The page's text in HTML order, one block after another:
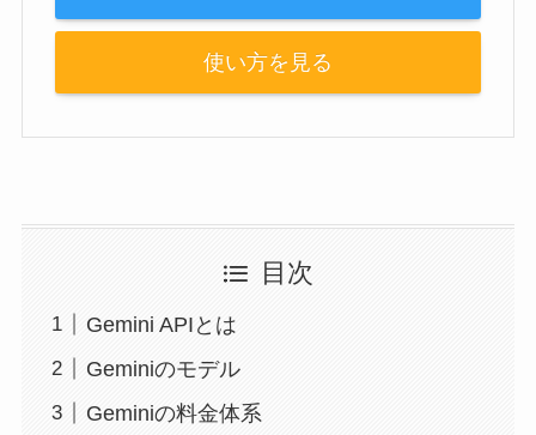
使い方を見る
目次
Gemini APIとは
Geminiのモデル
Geminiの料金体系